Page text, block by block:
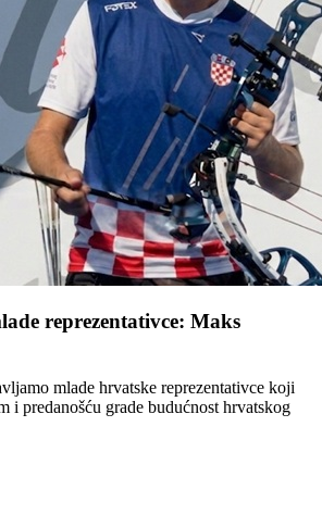
reprezentativce: Maks
mlade hrvatske reprezentativce koji
i predanošću grade budućnost hrvatskog